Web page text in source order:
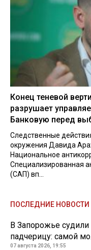
Конец теневой
разрушает
Банковую перед
Следственные
окружения Давида
Национальное
Специализированная
(САП) вп...
ПОСЛЕДНИЕ НОВОСТИ
В Запорожье
падчерицу: самой
07 августа 2026, 19:55